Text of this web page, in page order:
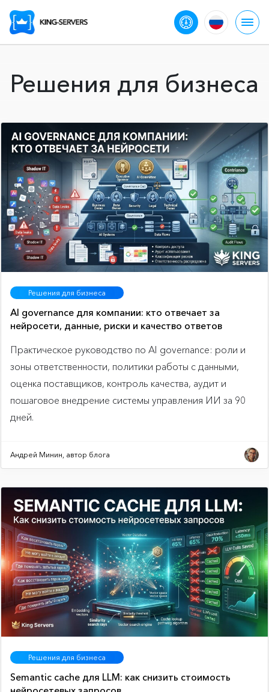
Решения для бизнеса
Решения для бизнеса
AI governance для компании: кто отвечает за
нейросети, данные, риски и качество ответов
Практическое руководство по AI governance: роли и
зоны ответственности, политики работы с данными,
оценка поставщиков, контроль качества, аудит и
пошаговое внедрение системы управления ИИ за 90
дней.
Андрей Минин, автор блога
Решения для бизнеса
Semantic cache для LLM: как снизить стоимость